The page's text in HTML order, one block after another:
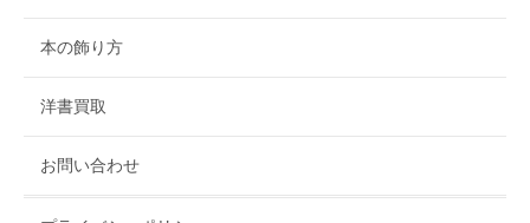
本の飾り方
洋書買取
お問い合わせ